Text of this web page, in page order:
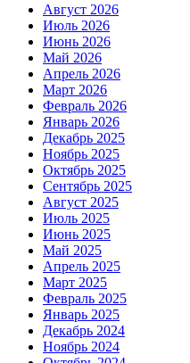
Август 2026
Июль 2026
Июнь 2026
Май 2026
Апрель 2026
Март 2026
Февраль 2026
Январь 2026
Декабрь 2025
Ноябрь 2025
Октябрь 2025
Сентябрь 2025
Август 2025
Июль 2025
Июнь 2025
Май 2025
Апрель 2025
Март 2025
Февраль 2025
Январь 2025
Декабрь 2024
Ноябрь 2024